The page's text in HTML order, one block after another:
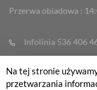
Przerwa obiadowa :
Infolinia 536 406
Reklamacje
Na tej stronie
przetwarzania